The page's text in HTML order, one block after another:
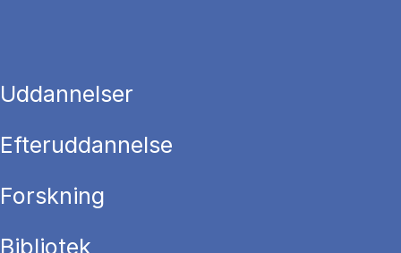
Uddannelser
Efteruddannelse
Forskning
Bibliotek